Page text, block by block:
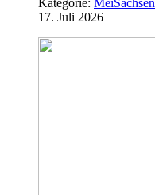
Kategorie: MeiSachsen
17. Juli 2026